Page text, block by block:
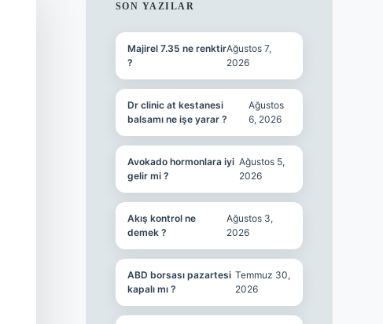
SIDEBAR
SON YAZILAR
Majirel 7.35 ne renktir
?
Ağustos 7,
2026
Dr clinic at kestanesi
balsamı ne işe yarar ?
Ağustos
6, 2026
Avokado hormonlara iyi
gelir mi ?
Ağustos 5,
2026
Akış kontrol ne
demek ?
Ağustos 3,
2026
ABD borsası pazartesi
kapalı mı ?
Temmuz 30,
2026